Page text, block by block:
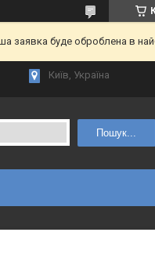
заявка буде оброблена в
Київ, Україна
Пошук...